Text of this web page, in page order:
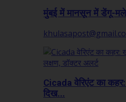
मुंबई में मानसून में डेंगू-
Cicada वेरिएंट का
दिख...